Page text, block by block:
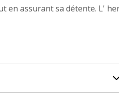
en assurant sa détente. L'